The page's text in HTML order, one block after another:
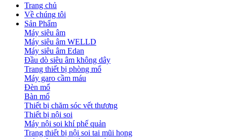
Trang chủ
Về chúng tôi
Sản Phẩm
Máy siêu âm
Máy siêu âm WELLD
Máy siêu âm Edan
Đầu dò siêu âm không dây
Trang thiết bị phòng mổ
Máy garo cầm máu
Đèn mổ
Bàn mổ
Thiết bị chăm sóc vết thương
Thiết bị nội soi
Máy nội soi khí phế quản
Trang thiết bị nội soi tai mũi họng